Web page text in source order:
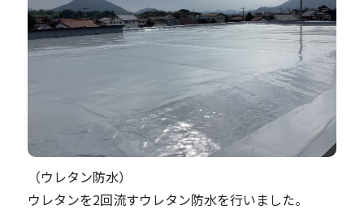
（ウレタン防水）
ウレタンを2回流すウレタン防水を行いました。